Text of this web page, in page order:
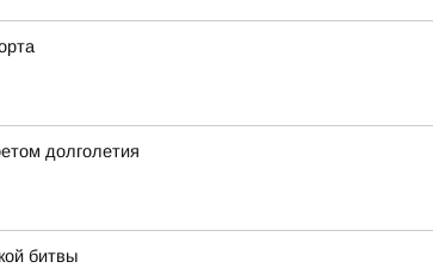
долголетия
битвы